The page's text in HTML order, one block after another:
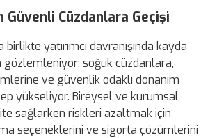
Güvenli Cüzdanlara Geçişi
yatırımcı davranışında kayda
soğuk cüzdanlara,
ve güvenlik odaklı donanım
yükseliyor. Bireysel ve kurumsal
sağlarken riskleri azaltmak için
seçeneklerini ve sigorta çözümlerini